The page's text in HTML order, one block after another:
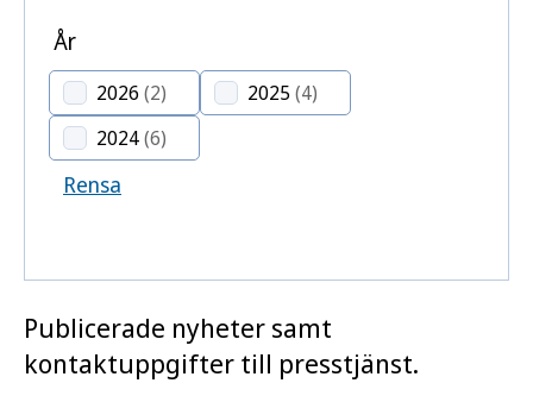
År
2026 (2) 2025 (4)
2024(6)
Rensa
Publicerade nyheter samt
kontaktuppgifter till presstjänst.